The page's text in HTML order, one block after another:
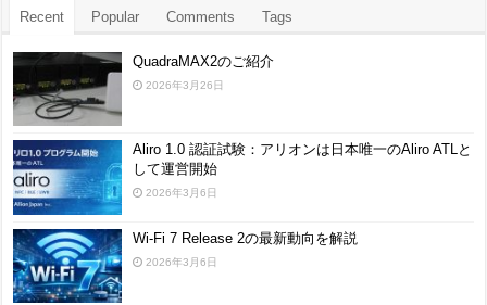
Recent Popular Comments Tags
QuadraMAX2のご紹介
2026年3月26日
Aliro 1.0 認証試験：アリオンは日本唯一のAliro ATLと
して運営開始
2026年3月6日
Wi-Fi 7 Release 2の最新動向を解説
2026年3月6日